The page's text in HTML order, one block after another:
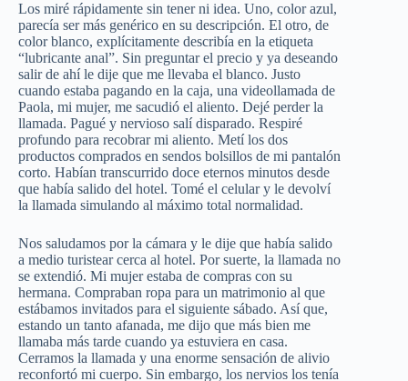
Los miré rápidamente sin tener ni idea. Uno, color azul,
parecía ser más genérico en su descripción. El otro, de
color blanco, explícitamente describía en la etiqueta
“lubricante anal”. Sin preguntar el precio y ya deseando
salir de ahí le dije que me llevaba el blanco. Justo
cuando estaba pagando en la caja, una videollamada de
Paola, mi mujer, me sacudió el aliento. Dejé perder la
llamada. Pagué y nervioso salí disparado. Respiré
profundo para recobrar mi aliento. Metí los dos
productos comprados en sendos bolsillos de mi pantalón
corto. Habían transcurrido doce eternos minutos desde
que había salido del hotel. Tomé el celular y le devolví
la llamada simulando al máximo total normalidad.
Nos saludamos por la cámara y le dije que había salido
a medio turistear cerca al hotel. Por suerte, la llamada no
se extendió. Mi mujer estaba de compras con su
hermana. Compraban ropa para un matrimonio al que
estábamos invitados para el siguiente sábado. Así que,
estando un tanto afanada, me dijo que más bien me
llamaba más tarde cuando ya estuviera en casa.
Cerramos la llamada y una enorme sensación de alivio
reconfortó mi cuerpo. Sin embargo, los nervios los tenía